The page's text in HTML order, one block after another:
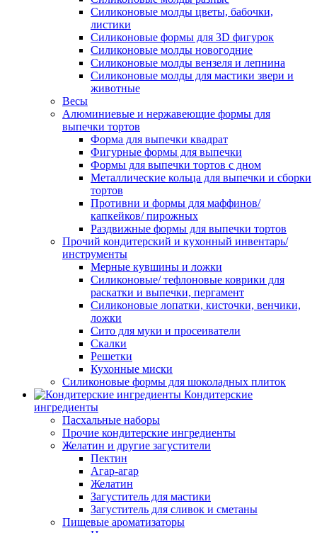
Силиконовые молды цветы, бабочки,
листики
Силиконовые формы для 3D фигурок
Силиконовые молды новогодние
Силиконовые молды вензеля и лепнина
Силиконовые молды для мастики звери и
животные
Весы
Алюминиевые и нержавеющие формы для
выпечки тортов
Форма для выпечки квадрат
Фигурные формы для выпечки
Формы для выпечки тортов с дном
Металлические кольца для выпечки и сборки
тортов
Противни и формы для маффинов/
капкейков/ пирожных
Раздвижные формы для выпечки тортов
Прочий кондитерский и кухонный инвентарь/
инструменты
Мерные кувшины и ложки
Силиконовые/ тефлоновые коврики для
раскатки и выпечки, пергамент
Силиконовые лопатки, кисточки, венчики,
ложки
Сито для муки и просеиватели
Скалки
Решетки
Кухонные миски
Силиконовые формы для шоколадных плиток
Кондитерские
ингредиенты
Пасхальные наборы
Прочие кондитерские ингредиенты
Желатин и другие загустители
Пектин
Агар-агар
Желатин
Загуститель для мастики
Загуститель для сливок и сметаны
Пищевые ароматизаторы